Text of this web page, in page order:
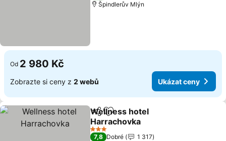
Špindlerův Mlýn
Od 2 980 Kč
Zobrazte si ceny z 2 webů Ukázat ceny
SdíletPřidat na seznam oblíbených
Wellness hotel
Harrachovka
3 Počet hvězdiček
7,8 Dobré
1 317